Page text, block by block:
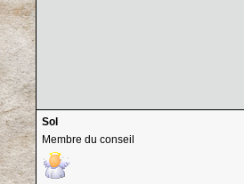
Sol
Membre du conseil